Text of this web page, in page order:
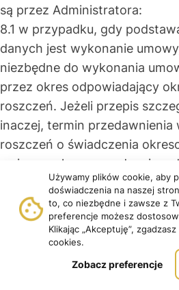
Używamy plików cookie, aby
doświadczenia na naszej
to, co niezbędne i zawsze z
preferencje możesz
Klikając „Akceptuję”,
cookies.
Zobacz preferencje
są przez Administratora:
8.1 w przypadku, gdy
danych jest wykonanie
niezbędne do wykonania
przez okres odpowiadający
roszczeń. Jeżeli przepis
inaczej, termin przedawnienia
roszczeń o świadczenia
związanych z prowadzeniem
gospodarczej – trzy lata,
8.2 w przypadku, gdy
danych jest zgoda, tak długo,
odwołana, a po odwołaniu
odpowiadający okresowi
jakie może podnosić